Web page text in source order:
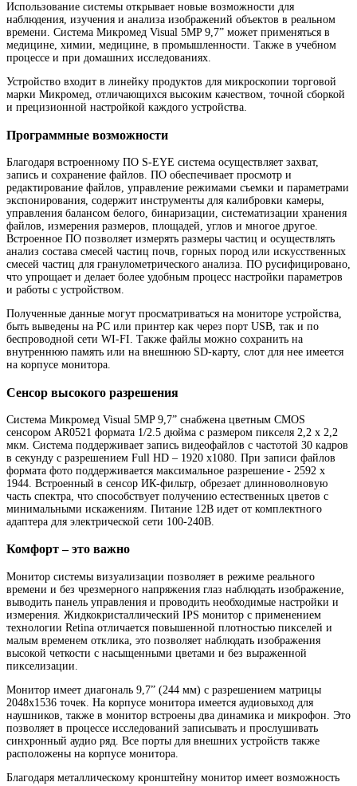
Использование системы открывает новые возможности для
наблюдения, изучения и анализа изображений объектов в реальном
времени. Система Микромед Visual 5MP 9,7” может применяться в
медицине, химии, медицине, в промышленности. Также в учебном
процессе и при домашних исследованиях.
Устройство входит в линейку продуктов для микроскопии торговой
марки Микромед, отличающихся высоким качеством, точной сборкой
и прецизионной настройкой каждого устройства.
Программные возможности
Благодаря встроенному ПО S-EYE система осуществляет захват,
запись и сохранение файлов. ПО обеспечивает просмотр и
редактирование файлов, управление режимами съемки и параметрами
экспонирования, содержит инструменты для калибровки камеры,
управления балансом белого, бинаризации, систематизации хранения
файлов, измерения размеров, площадей, углов и многое другое.
Встроенное ПО позволяет измерять размеры частиц и осуществлять
анализ состава смесей частиц почв, горных пород или искусственных
смесей частиц для гранулометрического анализа. ПО русифицировано,
что упрощает и делает более удобным процесс настройки параметров
и работы с устройством.
Полученные данные могут просматриваться на мониторе устройства,
быть выведены на РС или принтер как через порт USB, так и по
беспроводной сети WI-FI. Также файлы можно сохранить на
внутреннюю память или на внешнюю SD-карту, слот для нее имеется
на корпусе монитора.
Сенсор высокого разрешения
Система Микромед Visual 5MP 9,7” снабжена цветным CMOS
сенсором AR0521 формата 1/2.5 дюйма с размером пикселя 2,2 х 2,2
мкм. Система поддерживает запись видеофайлов с частотой 30 кадров
в секунду с разрешением Full HD – 1920 х1080. При записи файлов
формата фото поддерживается максимальное разрешение - 2592 x
1944. Встроенный в сенсор ИК-фильтр, обрезает длинноволновую
часть спектра, что способствует получению естественных цветов с
минимальными искажениям. Питание 12В идет от комплектного
адаптера для электрической сети 100-240В.
Комфорт – это важно
Монитор системы визуализации позволяет в режиме реального
времени и без чрезмерного напряжения глаз наблюдать изображение,
выводить панель управления и проводить необходимые настройки и
измерения. Жидкокристаллический IPS монитор с применением
технологии Retina отличается повышенной плотностью пикселей и
малым временем отклика, это позволяет наблюдать изображения
высокой четкости с насыщенными цветами и без выраженной
пикселизации.
Монитор имеет диагональ 9,7” (244 мм) с разрешением матрицы
2048х1536 точек. На корпусе монитора имеется аудиовыход для
наушников, также в монитор встроены два динамика и микрофон. Это
позволяет в процессе исследований записывать и прослушивать
синхронный аудио ряд. Все порты для внешних устройств также
расположены на корпусе монитора.
Благодаря металлическому кронштейну монитор имеет возможность